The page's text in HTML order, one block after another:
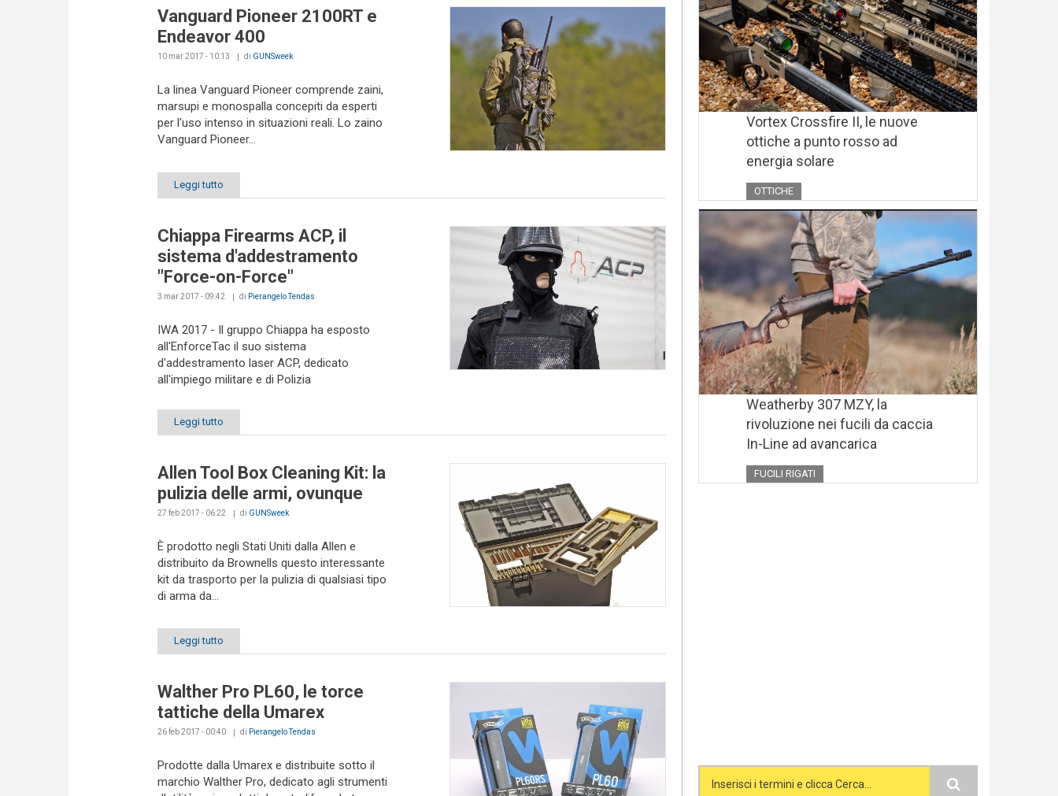
Vanguard Pioneer 2100RT e
Endeavor 400
10 mar 2017 - 10:13 di GUNSweek
La linea Vanguard Pioneer comprende zaini,
marsupi e monospalla concepiti da esperti
per l'uso intenso in situazioni reali. Lo zaino
Vanguard Pioneer...
Leggi tutto
Chiappa Firearms ACP, il
sistema d'addestramento
"Force-on-Force"
3 mar 2017 - 09:42 di Pierangelo Tendas
IWA 2017 - Il gruppo Chiappa ha esposto
all'EnforceTac il suo sistema
d'addestramento laser ACP, dedicato
all'impiego militare e di Polizia
Leggi tutto
Allen Tool Box Cleaning Kit: la
pulizia delle armi, ovunque
27 feb 2017 - 06:22 di GUNSweek
È prodotto negli Stati Uniti dalla Allen e
distribuito da Brownells questo interessante
kit da trasporto per la pulizia di qualsiasi tipo
di arma da...
Leggi tutto
Walther Pro PL60, le torce
tattiche della Umarex
26 feb 2017 - 00:40 di Pierangelo Tendas
Prodotte dalla Umarex e distribuite sotto il
marchio Walther Pro, dedicato agli strumenti
Vortex Crossfire II, le nuove
ottiche a punto rosso ad
energia solare
OTTICHE
Weatherby 307 MZY, la
rivoluzione nei fucili da caccia
In-Line ad avancarica
FUCILI RIGATI